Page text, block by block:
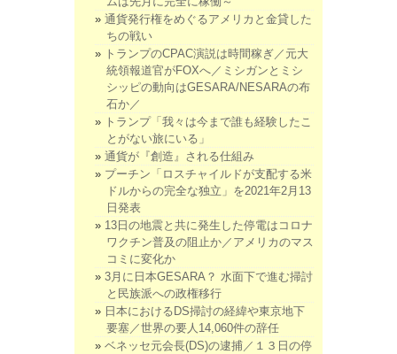
通貨発行権をめぐるアメリカと金貸した
ちの戦い
トランプのCPAC演説は時間稼ぎ／元大
統領報道官がFOXへ／ミシガンとミシ
シッピの動向はGESARA/NESARAの布
石か／
トランプ「我々は今まで誰も経験したこ
とがない旅にいる」
通貨が『創造』される仕組み
プーチン「ロスチャイルドが支配する米
ドルからの完全な独立」を2021年2月13
日発表
13日の地震と共に発生した停電はコロナ
ワクチン普及の阻止か／アメリカのマス
コミに変化か
3月に日本GESARA？ 水面下で進む掃討
と民族派への政権移行
日本におけるDS掃討の経緯や東京地下
要塞／世界の要人14,060件の辞任
ベネッセ元会長(DS)の逮捕／１３日の停